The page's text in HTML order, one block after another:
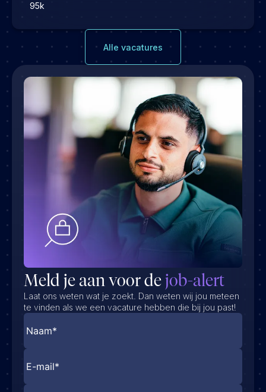
95k
Alle vacatures
Meld je aan voor dejob-alert
Laat ons weten wat je zoekt. Dan weten wij jou meteen
te vinden als we een vacature hebben die bij jou past!